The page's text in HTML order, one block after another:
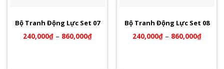
Bộ Tranh Động Lực Set 07
240,000₫– 860,000₫
Bộ Tranh Động Lực Set 08
240,000₫– 860,000₫